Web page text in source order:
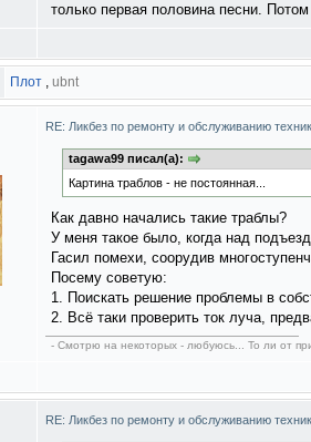
только первая половина песни.
Плот , ubnt
RE: Ликбез по ремонту и обслуживанию
tagawa99 писал(а):
Картина траблов - не постоянная...
Как давно начались такие траблы?
У меня такое было, когда над
Гасил помехи, соорудив
Посему советую:
1. Поискать решение проблемы в
2. Всё таки проверить ток луча,
- Смотрю на некоторых - любуюсь... То ли от
RE: Ликбез по ремонту и обслуживанию